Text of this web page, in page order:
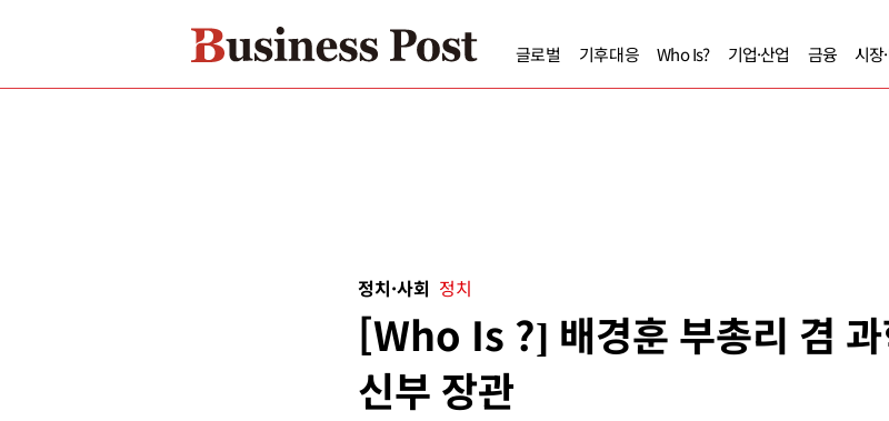
글로벌 기후대응 Who Is? 기업·산업 금융 시장
정치·사회 정치
[Who Is ?] 배경훈 부총리 겸
신부 장관